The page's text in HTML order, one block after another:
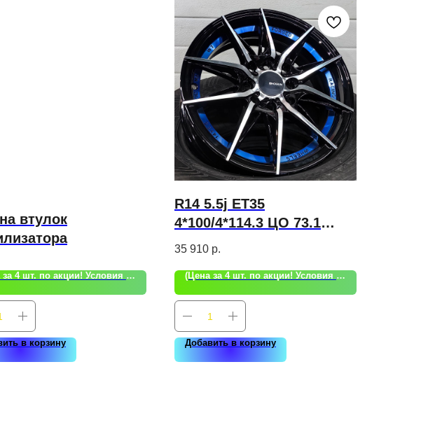
втулок
(Цена за 4 шт. по акции! Условия акции уточняйте!)
в корзину
R14 5.5j ET35
4*100/4*114.3 ЦО 73.1
Shogun RF-X (S211)
35 910 р.
(Цена за 4 шт. по акции! Условия акции уточняйте!)
Добавить в корзину